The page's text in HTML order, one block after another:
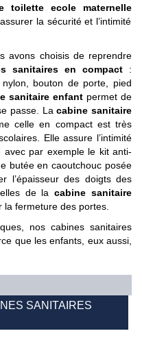
toilette ecole maternelle
la sécurité et l’intimité
avons choisis de reprendre
sanitaires en compact:
bouton de porte, pied
sanitaire enfant permet de
passe. Lacabine sanitaire
celle en compact est très
Elle assure l’intimité
par exemple le kit anti-
butée en caoutchouc posée
l’épaisseur des doigts des
de lacabine sanitaire
la fermeture des portes.
nos cabines sanitaires
que les enfants, eux aussi,
SANITAIRES